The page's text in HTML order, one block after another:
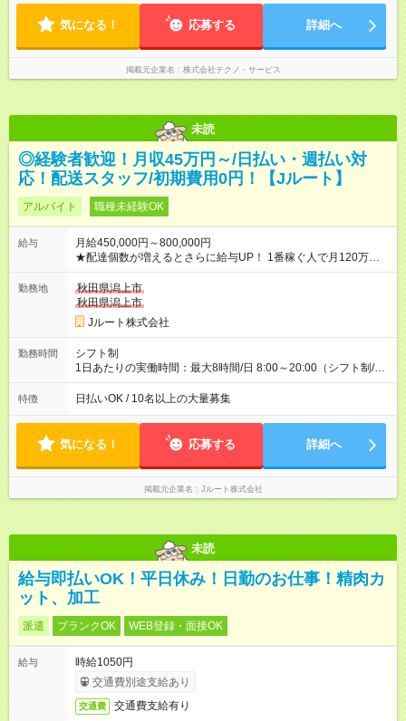
気になる！ 応募する 詳細へ
掲載元企業名 株式会社テクノ・サービス
未読
◎経験者歓迎！月収45万円～/日払い・週払い対
応！配送スタッフ/初期費用0円！【Jルート】
アルバイト 職種未経験OK
給与
月給450,000円～800,000円
★配達個数が増えるとさらに給与UP！ 1番稼ぐ人で月120万ほ
ど！ ・主要都市エリア 月収55万円／週5日稼働 月収65万~112
万円／週6日稼働 ・地方郊外エリア 月収40万円／週5日稼働 月
収40万円~50万円／週6日稼働 ＜モデルイメージ＞ ■月収50万
円 (27歳男性/江東区在住)※元建築関係 1日150個配達×25日勤務
(日休み) ■月収80万円(43歳男性/墨田区在住)※元営業 1日200個
勤務地
秋田県潟上市
秋田県潟上市
Jルート株式会社
勤務時間
シフト制
1日あたりの実働時間：最大8時間/日 8:00～20:00（シフト制/実
働8時間） ※週5日勤務（場所次第では週4も有り） ※配達状況に
よって時間外での勤務可能性有り ※案件により多少の前後あり
特徴 日払いOK / 10名以上の大量募集
気になる！ 応募する 詳細へ
掲載元企業名 Jルート株式会社
未読
給与即払いOK！平日休み！日勤のお仕事！精肉カ
ット、加工
派遣 ブランクOK WEB登録・面接OK
給与
時給1050円
交通費別途支給あり
交通費 交通費支給有り